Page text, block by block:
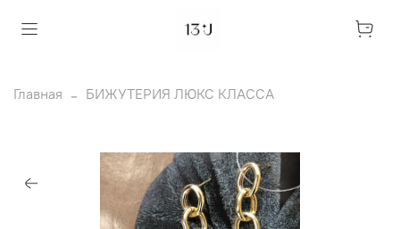
Главная БИЖУТЕРИЯ ЛЮКС КЛАССА